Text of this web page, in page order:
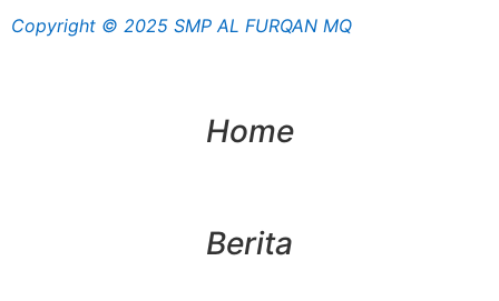
Copyright © 2025 SMP AL FURQAN MQ
Home
Berita